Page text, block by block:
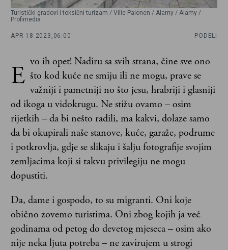
Turistički gradovi i toksični turizam / Ville Palonen / Alamy / Alamy /
Profimedia
APR 18 2023, 06:00 PODELI
E vo ih opet! Nadiru sa svih strana, čine sve ono
što kod kuće ne smiju ili ne mogu, prave se
važniji i pametniji no što jesu, hrabriji i glasniji
od ikoga u vidokrugu. Ne stižu ovamo – osim
rijetkih – da bi nešto radili, ma kakvi, dolaze samo
da bi okupirali naše stanove, kuće, garaže, podrume
i potkrovlja, gdje se slikaju i šalju fotografije svojim
zemljacima koji si takvu privilegiju ne mogu
dopustiti.
Da, dame i gospodo, to su migranti. Oni koje
obično zovemo turistima. Oni zbog kojih ja već
godinama od petog do devetog mjeseca – osim ako
nije neka ljuta potreba – ne zavirujem u strogi